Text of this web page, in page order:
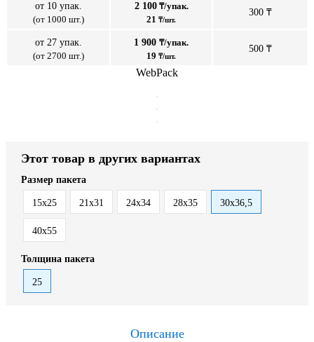
от 10 упак.
(от 1000 шт.)
2 100₸/упак.
21 ₸/шт.
300 ₸
от 27 упак.
(от 2700 шт.)
1 900 ₸/упак.
19 ₸/шт.
500 ₸
WebPack
Этот товар в других вариантах
Размер пакета
15x25 21x31 24x34 28x35 30x36,5
40x55
Толщина пакета
25
Описание